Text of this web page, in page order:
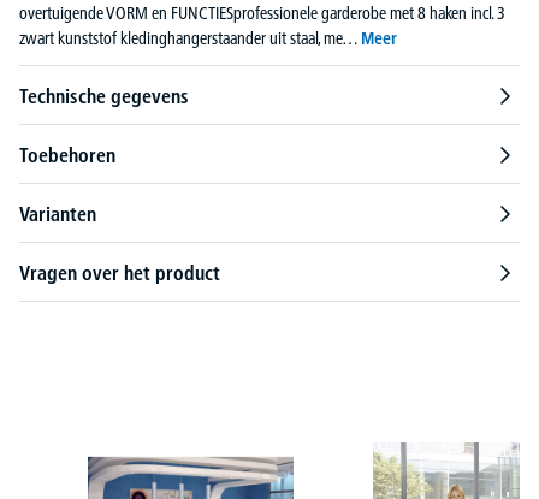
overtuigende VORM en FUNCTIESprofessionele garderobe met 8 haken incl. 3
zwart kunststof kledinghangerstaander uit staal, me… Meer
Technische gegevens
Toebehoren
Varianten
Vragen over het product